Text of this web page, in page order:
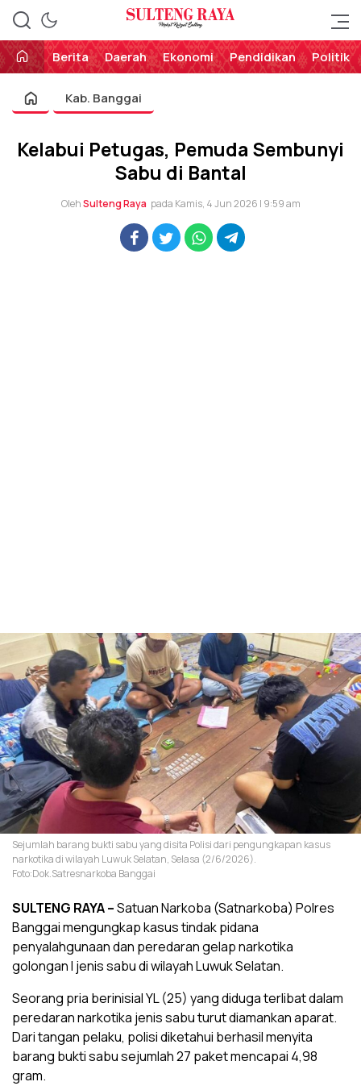
Sulteng Raya
Perekat Rakyat Sulteng
Berita
Daerah Ekonomi Pendidikan Politik
Kab. Banggai
Kelabui Petugas, Pemuda Sembunyi
Sabu di Bantal
OlehSulteng Raya pada Kamis, 4 Jun 2026 | 9:59 am
Sejumlah barang bukti sabu yang disita Polisi dari pengungkapan kasus
narkotika di wilayah Luwuk Selatan, Selasa (2/6/2026).
Foto:Dok.Satresnarkoba Banggai
SULTENG RAYA–Satuan Narkoba (Satnarkoba) Polres
Banggai mengungkap kasus tindak pidana
penyalahgunaan dan peredaran gelap narkotika
golongan I jenis sabu di wilayah Luwuk Selatan.
Seorang pria berinisial YL (25) yang diduga terlibat dalam
peredaran narkotika jenis sabu turut diamankan aparat.
Dari tangan pelaku, polisi diketahui berhasil menyita
barang bukti sabu sejumlah 27 paket mencapai 4,98
gram.